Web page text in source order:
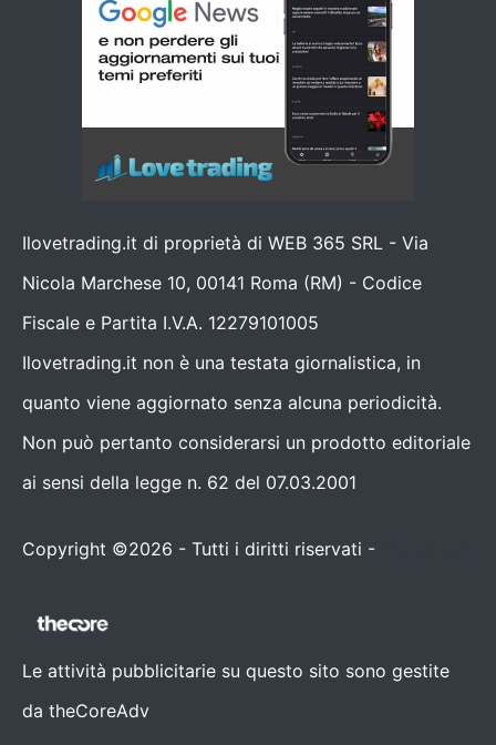
Ilovetrading.it di proprietà di WEB 365 SRL - Via
Nicola Marchese 10, 00141 Roma (RM) - Codice
Fiscale e Partita I.V.A. 12279101005
Ilovetrading.it non è una testata giornalistica, in
quanto viene aggiornato senza alcuna periodicità.
Non può pertanto considerarsi un prodotto editoriale
ai sensi della legge n. 62 del 07.03.2001
Copyright ©2026 - Tutti i diritti riservati -
Le attività pubblicitarie su questo sito sono gestite
da theCoreAdv